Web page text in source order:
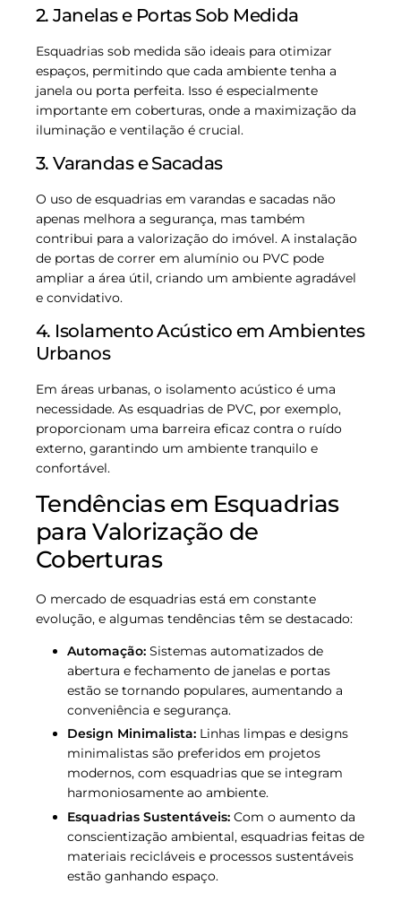
2. Janelas e Portas Sob Medida
Esquadrias sob medida são ideais para otimizar
espaços, permitindo que cada ambiente tenha a
janela ou porta perfeita. Isso é especialmente
importante em coberturas, onde a maximização da
iluminação e ventilação é crucial.
3. Varandas e Sacadas
O uso de esquadrias em varandas e sacadas não
apenas melhora a segurança, mas também
contribui para a valorização do imóvel. A instalação
de portas de correr em alumínio ou PVC pode
ampliar a área útil, criando um ambiente agradável
e convidativo.
4. Isolamento Acústico em Ambientes
Urbanos
Em áreas urbanas, o isolamento acústico é uma
necessidade. As esquadrias de PVC, por exemplo,
proporcionam uma barreira eficaz contra o ruído
externo, garantindo um ambiente tranquilo e
confortável.
Tendências em Esquadrias
para Valorização de
Coberturas
O mercado de esquadrias está em constante
evolução, e algumas tendências têm se destacado:
Automação: Sistemas automatizados de
abertura e fechamento de janelas e portas
estão se tornando populares, aumentando a
conveniência e segurança.
Design Minimalista: Linhas limpas e designs
minimalistas são preferidos em projetos
modernos, com esquadrias que se integram
harmoniosamente ao ambiente.
Esquadrias Sustentáveis: Com o aumento da
conscientização ambiental, esquadrias feitas de
materiais recicláveis e processos sustentáveis
estão ganhando espaço.